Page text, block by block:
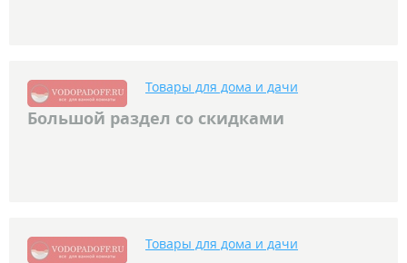
Товары для дома и дачи
Большой раздел со скидками
Товары для дома и дачи